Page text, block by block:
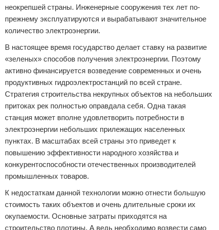
неокрепшей страны. Инженерные сооружения тех лет по-
прежнему эксплуатируются и вырабатывают значительное
количество электроэнергии.
В настоящее время государство делает ставку на развитие
«зеленых» способов получения электроэнергии. Поэтому
активно финансируется возведение современных и очень
продуктивных гидроэлектростанций по всей стране.
Стратегия строительства некрупных объектов на небольших
притоках рек полностью оправдала себя. Одна такая
станция может вполне удовлетворить потребности в
электроэнергии небольших прилежащих населенных
пунктах. В масштабах всей страны это приведет к
повышению эффективности народного хозяйства и
конкурентоспособности отечественных производителей
промышленных товаров.
К недостаткам данной технологии можно отнести большую
стоимость таких объектов и очень длительные сроки их
окупаемости. Основные затраты приходятся на
строительство плотины. А ведь необходимо возвести само